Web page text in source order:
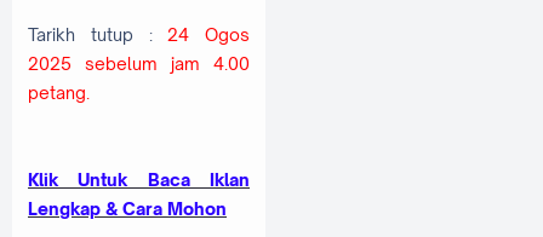
Tarikh tutup : 24 Ogos
2025 sebelum jam 4.00
petang.
Klik Untuk Baca Iklan
Lengkap & Cara Mohon